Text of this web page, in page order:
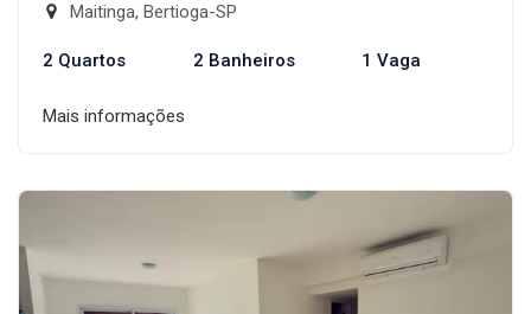
Maitinga, Bertioga-SP
2 Quartos 2 Banheiros 1 Vaga
Mais informações